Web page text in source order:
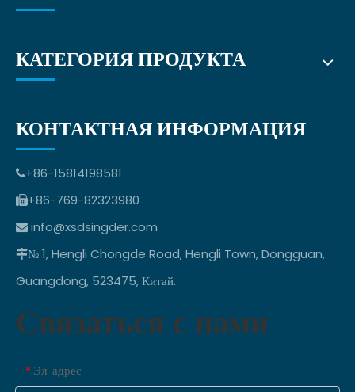
КАТЕГОРИЯ ПРОДУКТА
КОНТАКТНАЯ ИНФОРМАЦИЯ
+86-15814198581
+86-769-82323980
 info@xsdsingder.com
№ 1, Hengli Chongde Road, Hengli Town, Dongguan,
Guangdong, 523475, Китай.
Связаться с нами
* Эл. адрес